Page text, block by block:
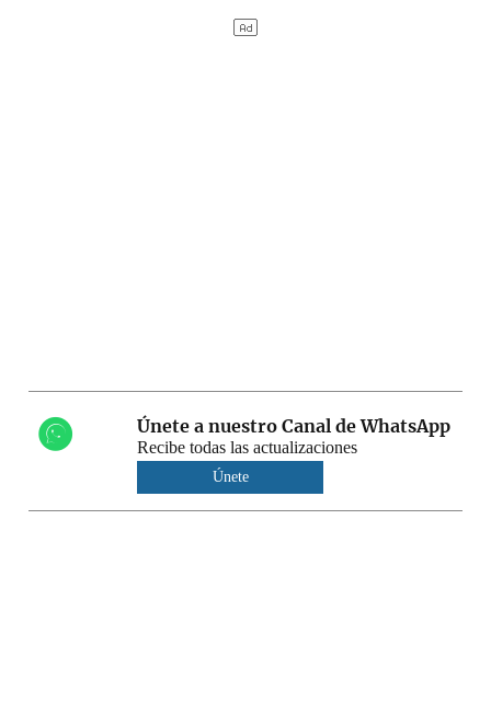
Únete a nuestro Canal de WhatsApp
Recibe todas las actualizaciones
Únete